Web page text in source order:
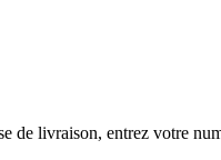
de livraison, entrez votre